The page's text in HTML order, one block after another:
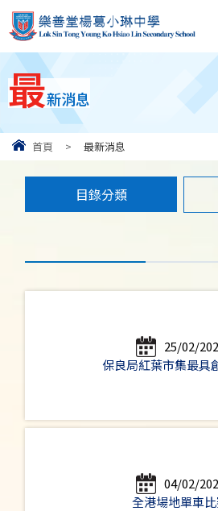
最新消息
首頁 > 最新消息
目錄分類
25/02/
保良局紅葉市集最具
04/02/
全港場地單車